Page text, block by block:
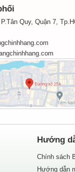
Quy, Quận 7,
Hướng
Chính sách
Hướng dẫn